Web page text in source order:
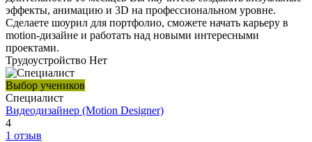
эффекты, анимацию и 3D на профессиональном уровне.
Сделаете шоурил для портфолио, сможете начать карьеру в
motion-дизайне и работать над новыми интересными
проектами.
Трудоустройство Нет
Выбор учеников
Специалист
Видеодизайнер (Motion Designer)
4
1 отзыв